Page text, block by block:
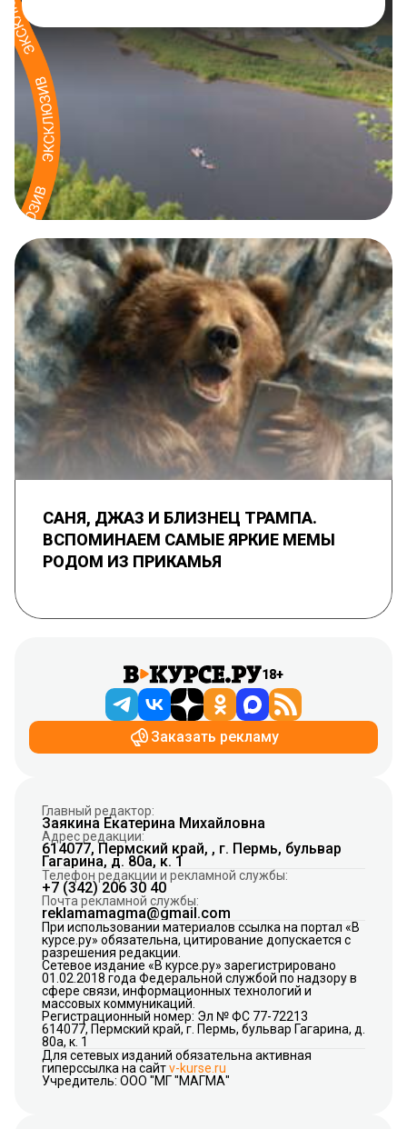
САНЯ, ДЖАЗ И БЛИЗНЕЦ ТРАМПА.
ВСПОМИНАЕМ САМЫЕ ЯРКИЕ МЕМЫ
РОДОМ ИЗ ПРИКАМЬЯ
18+
Заказать рекламу
Главный редактор:
Заякина Екатерина Михайловна
Адрес редакции:
614077, Пермский край, , г. Пермь, бульвар
Гагарина, д. 80а, к. 1
Телефон редакции и рекламной службы:
+7 (342) 206 30 40
Почта рекламной службы:
reklamamagma@gmail.com
При использовании материалов ссылка на портал «В
курсе.ру» обязательна, цитирование допускается с
разрешения редакции.
Сетевое издание «В курсе.ру» зарегистрировано
01.02.2018 года Федеральной службой по надзору в
сфере связи, информационных технологий и
массовых коммуникаций.
Регистрационный номер: Эл № ФС 77-72213
614077, Пермский край, г. Пермь, бульвар Гагарина, д.
80а, к. 1
Для сетевых изданий обязательна активная
гиперссылка на сайтv-kurse.ru
Учредитель: ООО "МГ "МАГМА"